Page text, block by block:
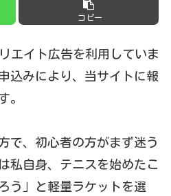
コピー
エイト広告を利用していま
込みにより、当サイトに報
。
で、初心者の方がまず迷う
私自身、テニスを始めたこ
う」と軽量ラケットを選